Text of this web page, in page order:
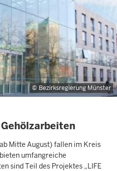
Bezirksregierung Münster
Mitte August) fallen im Kreis
umfangreiche
sind Teil des Projektes „LIFE